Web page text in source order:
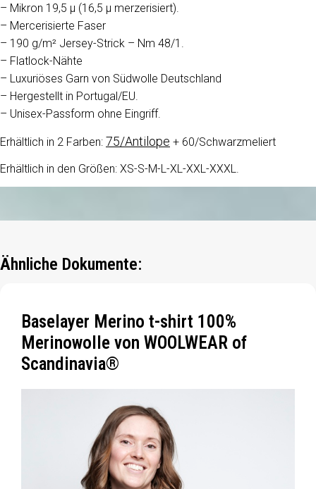
– Mikron 19,5 μ (16,5 μ merzerisiert).
– Mercerisierte Faser
– 190 g/m² Jersey-Strick – Nm 48/1.
– Flatlock-Nähte
– Luxuriöses Garn von Südwolle Deutschland
– Hergestellt in Portugal/EU.
– Unisex-Passform ohne Eingriff.
Erhältlich in 2 Farben: 75/Antilope + 60/Schwarzmeliert
Erhältlich in den Größen: XS-S-M-L-XL-XXL-XXXL.
Ähnliche Dokumente:
Baselayer Merino t-shirt 100%
Merinowolle von WOOLWEAR of
Scandinavia®